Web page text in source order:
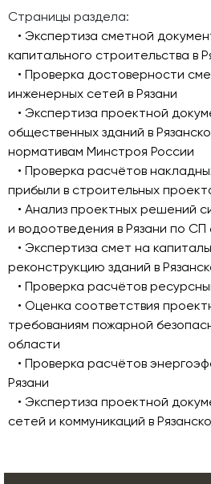
Страницы раздела:
• Экспертиза сметной
капитального строительства в
• Проверка достоверности
инженерных сетей в Рязани
• Экспертиза проектной
общественных зданий в
нормативам Минстроя России
• Проверка расчётов
прибыли в строительных
• Анализ проектных решений
и водоотведения в Рязани по СП
• Экспертиза смет на
реконструкцию зданий в
• Проверка расчётов
• Оценка соответствия
требованиям пожарной
области
• Проверка расчётов
Рязани
• Экспертиза проектной
сетей и коммуникаций в